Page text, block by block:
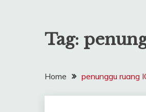
Tag:
Home penunggu ruang